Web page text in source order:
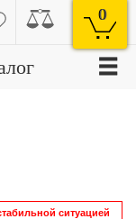
0
☰
ситуацией